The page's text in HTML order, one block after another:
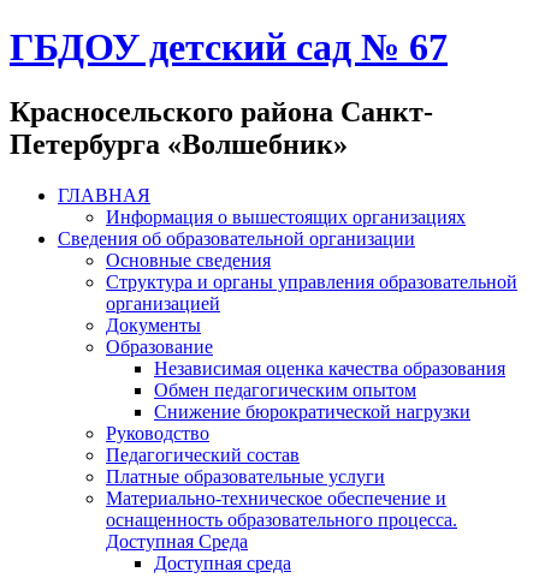
ГБДОУ детский сад № 67
Красносельского района Санкт-
Петербурга «Волшебник»
ГЛАВНАЯ
Информация о вышестоящих организациях
Сведения об образовательной организации
Основные сведения
Структура и органы управления образовательной
организацией
Документы
Образование
Независимая оценка качества образования
Обмен педагогическим опытом
Снижение бюрократической нагрузки
Руководство
Педагогический состав
Платные образовательные услуги
Материально-техническое обеспечение и
оснащенность образовательного процесса.
Доступная Среда
Доступная среда